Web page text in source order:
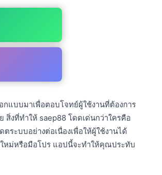
แบบมาเพื่อตอบโจทย์ผู้ใช้งานที่ต้องการ
สิ่งที่ทำให้ saep88 โดดเด่นกว่าใครคือ
ระบบอย่างต่อเนื่องเพื่อให้ผู้ใช้งานได้
หม่หรือมือโปร แอปนี้จะทำให้คุณประทับ